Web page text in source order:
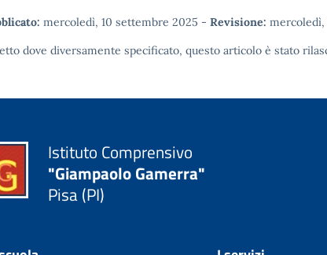
mercoledì, 10 settembre 2025 - Revisione: mercoledì,
dove diversamente specificato, questo articolo è stato
Istituto Comprensivo
"Giampaolo Gamerra"
Pisa (PI)